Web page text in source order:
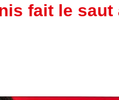
fait le saut